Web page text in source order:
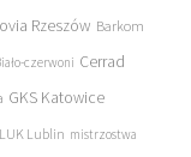
Rzeszów Barkom
czerwoni Cerrad
GKS Katowice
LUK Lublin mistrzostwa